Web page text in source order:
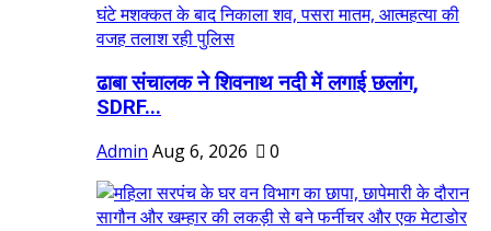
ढाबा संचालक ने शिवनाथ नदी में लगाई छलांग,
SDRF...
Admin Aug 6, 2026 0